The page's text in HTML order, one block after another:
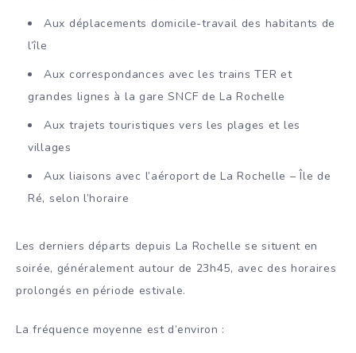
Aux déplacements domicile-travail des habitants de
l’île
Aux correspondances avec les trains TER et
grandes lignes à la gare SNCF de La Rochelle
Aux trajets touristiques vers les plages et les
villages
Aux liaisons avec l’aéroport de La Rochelle – Île de
Ré, selon l’horaire
Les derniers départs depuis La Rochelle se situent en
soirée, généralement autour de 23h45, avec des horaires
prolongés en période estivale.
La fréquence moyenne est d’environ :